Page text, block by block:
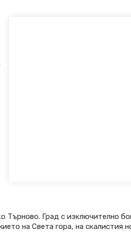
Търново. Град с изключително
на Света гора, на скалистия